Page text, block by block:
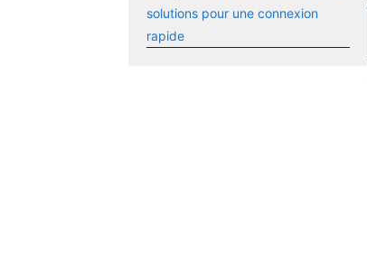
solutions pour une connexion
rapide